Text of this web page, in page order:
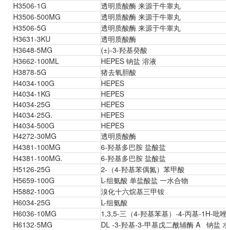
H3506-1G
透明质酸酶 来源于牛睾丸
H3506-500MG
透明质酸酶 来源于牛睾丸
H3506-5G
透明质酸酶 来源于牛睾丸
H3631-3KU
透明质酸酶
H3648-5MG
(±)-3-羟基癸酸
H3662-100ML
HEPES 钠盐 溶液
H3878-5G
猪去氧胆酸
H4034-100G
HEPES
H4034-1KG
HEPES
H4034-25G
HEPES
H4034-25G.
HEPES
H4034-500G
HEPES
H4272-30MG
透明质酸酶
H4381-100MG
6-羟基多巴胺 盐酸盐
H4381-100MG.
6-羟基多巴胺 盐酸盐
H5126-25G
2-（4-羟基苯偶氮）苯甲酸
H5659-100G
L-组氨酸 单盐酸盐 一水合物
H5882-100G
溴化十六烷基三甲铵
H6034-25G
L-组氨酸
H6036-10MG
1,3,5-三（4-羟基苯基）-4-丙基-1H-吡
H6132-5MG
DL -3-羟基-3-甲基戊二酰辅酶 A 钠盐